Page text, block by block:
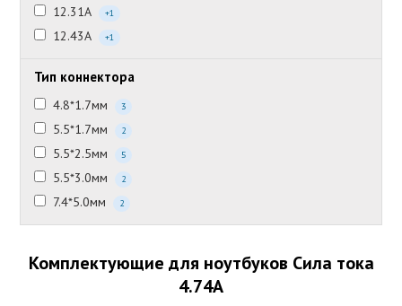
12.31А +1
12.43А +1
Тип коннектора
4.8*1.7мм 3
5.5*1.7мм 2
5.5*2.5мм 5
5.5*3.0мм 2
7.4*5.0мм 2
Комплектующие для ноутбуков Сила тока
4.74А